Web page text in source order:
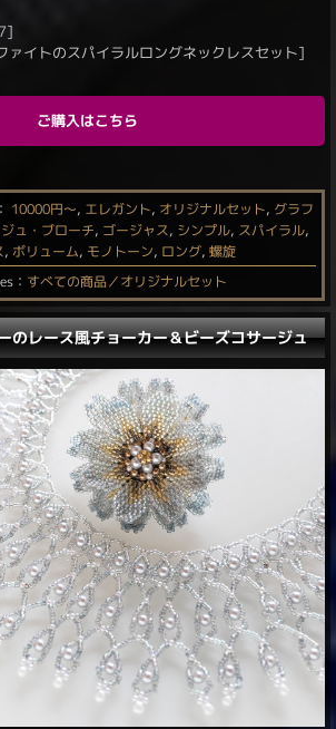
イトのスパイラルロングネックレスセット]
ご購入はこちら
10000円〜, エレガント, オリジナルセット, グラフ
ュ・ブローチ, ゴージャス, シンプル, スパイラル,
, ボリューム, モノトーン, ロング, 螺旋
： すべての商品／オリジナルセット
のレース風チョーカー＆ビーズコサージュ